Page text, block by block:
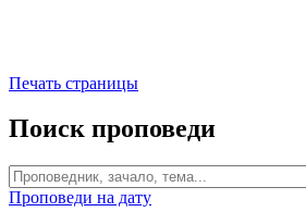
Печать страницы
Поиск проповеди
Проповеди на дату